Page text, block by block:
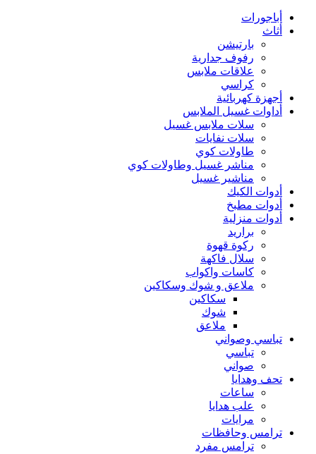
أباجورات
أثاث
بارتيشن
رفوف جدارية
علاقات ملابس
كراسي
أجهزة كهربائية
أداوات غسيل الملابس
سلات ملابس غسيل
سلات نفايات
طاولات كوي
مناشر غسيل وطاولات كوي
مناشير غسيل
أدوات الكيك
أدوات مطبخ
أدوات منزلية
براريد
ركوة قهوة
سلال فاكهة
كاسات واكواب
ملاعق و شوك وسكاكين
سكاكين
شوك
ملاعق
تباسي وصواني
تباسي
صواني
تحف وهدايا
ساعات
علب هدايا
مرايات
ترامس وحافظات
ترامس مفرد